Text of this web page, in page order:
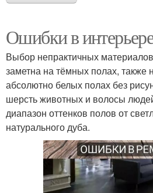
Ошибки в
Выбор непрактичных
заметна на тёмных полах, также
абсолютно белых полах без
шерсть животных и волосы
диапазон оттенков полов от
натурального дуба.